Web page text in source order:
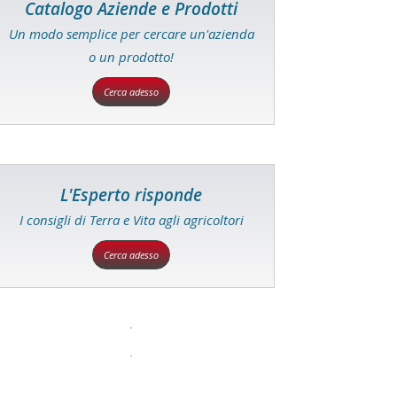
Catalogo Aziende e Prodotti
Un modo semplice per cercare un'azienda
o un prodotto!
Cerca adesso
L'Esperto risponde
I consigli di Terra e Vita agli agricoltori
Cerca adesso